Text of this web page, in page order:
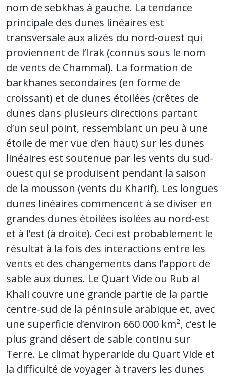
nom de sebkhas à gauche. La tendance
principale des dunes linéaires est
transversale aux alizés du nord-ouest qui
proviennent de l’Irak (connus sous le nom
de vents de Chammal). La formation de
barkhanes secondaires (en forme de
croissant) et de dunes étoilées (crêtes de
dunes dans plusieurs directions partant
d’un seul point, ressemblant un peu à une
étoile de mer vue d’en haut) sur les dunes
linéaires est soutenue par les vents du sud-
ouest qui se produisent pendant la saison
de la mousson (vents du Kharif). Les longues
dunes linéaires commencent à se diviser en
grandes dunes étoilées isolées au nord-est
et à l’est (à droite). Ceci est probablement le
résultat à la fois des interactions entre les
vents et des changements dans l’apport de
sable aux dunes. Le Quart Vide ou Rub al
Khali couvre une grande partie de la partie
centre-sud de la péninsule arabique et, avec
une superficie d’environ 660 000 km², c’est le
plus grand désert de sable continu sur
Terre. Le climat hyperaride du Quart Vide et
la difficulté de voyager à travers les dunes